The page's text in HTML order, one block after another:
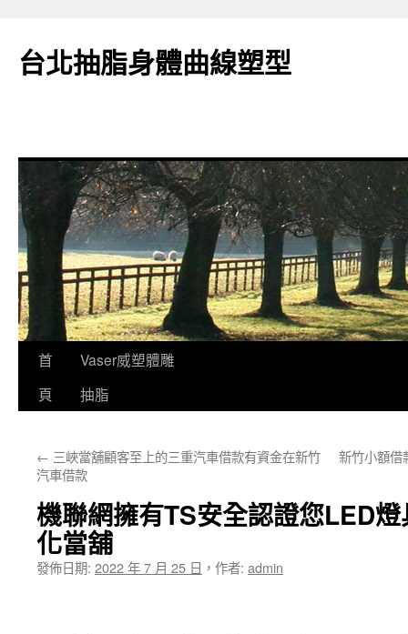
台北抽脂身體曲線塑型
跳
要
首
頁
Vaser威塑體雕
抽脂
← 三峽當舖顧客至上的三重汽車借款有資金在新竹
汽車借款
新竹小額借
機聯網擁有TS安全認證您LED
化當舖
發佈日期: 2022 年 7 月 25 日 ， 作者: admin